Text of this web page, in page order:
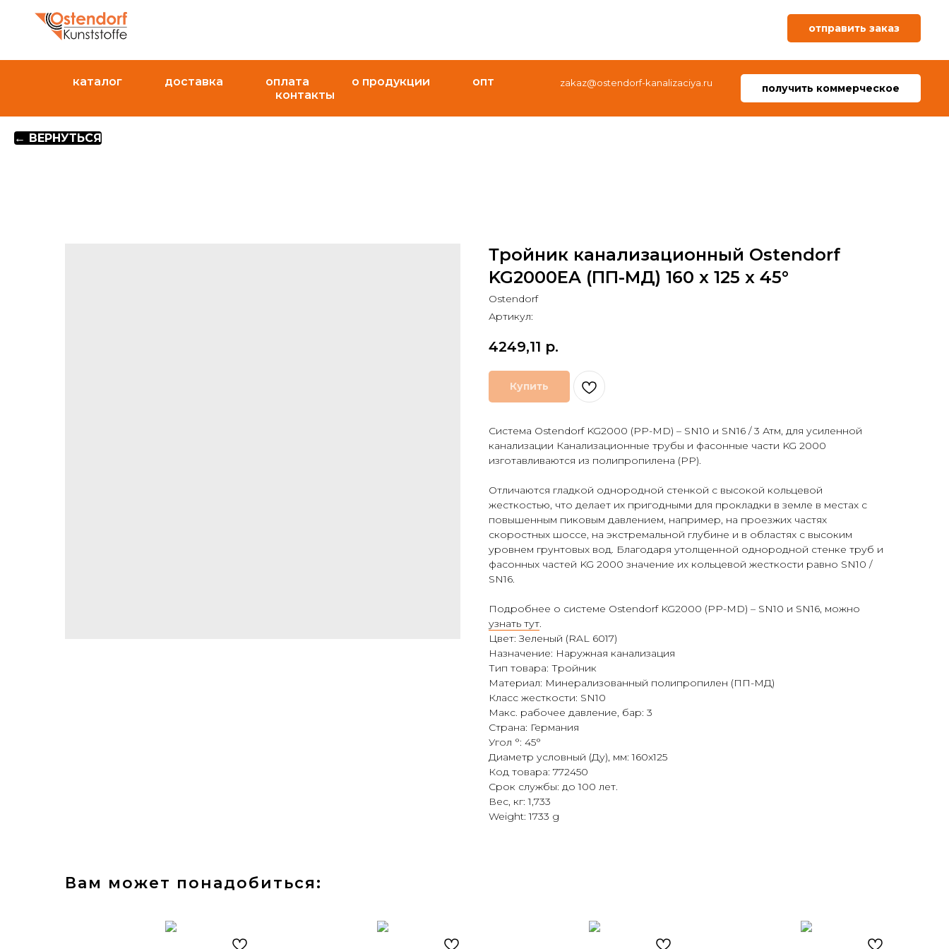
отправить заказ
каталог доставка оплата о продукции
опт
контакты
zakaz@ostendorf-kanalizaciya.ru получить коммерческое
← ВЕРНУТЬСЯ
Тройник канализационный Ostendorf
KG2000EA (ПП-МД) 160 x 125 x 45°
Ostendorf
Артикул:
4249,11 р.
Купить
Система Ostendorf KG2000 (PP-MD) – SN10 и SN16 / 3 Атм, для усиленной
канализации Канализационные трубы и фасонные части KG 2000
изготавливаются из полипропилена (PP).
Отличаются гладкой однородной стенкой с высокой кольцевой
жесткостью, что делает их пригодными для прокладки в земле в местах с
повышенным пиковым давлением, например, на проезжих частях
скоростных шоссе, на экстремальной глубине и в областях с высоким
уровнем грунтовых вод. Благодаря утолщенной однородной стенке труб и
фасонных частей KG 2000 значение их кольцевой жесткости равно SN10 /
SN16.
Подробнее о системе Ostendorf KG2000 (PP-MD) – SN10 и SN16, можно
узнать тут.
Цвет: Зеленый (RAL 6017)
Назначение: Наружная канализация
Тип товара: Тройник
Материал: Минерализованный полипропилен (ПП-МД)
Класс жесткости: SN10
Макс. рабочее давление, бар: 3
Страна: Германия
Угол °: 45°
Диаметр условный (Ду), мм: 160х125
Код товара: 772450
Срок службы: до 100 лет.
Вес, кг: 1,733
Weight: 1733 g
Вам может понадобиться: